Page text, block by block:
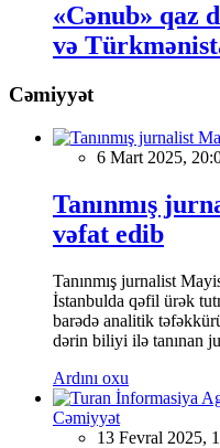
«Cənub» qaz
və
Cəmiyyət
6 Mart 2025,
Tanınmış
vəfat edib
Tanınmış jurnalist
İstanbulda qəfil ürək
barədə analitik
dərin biliyi ilə tanınan
Ardını oxu
Cəmiyyət
13 Fevral 2025,